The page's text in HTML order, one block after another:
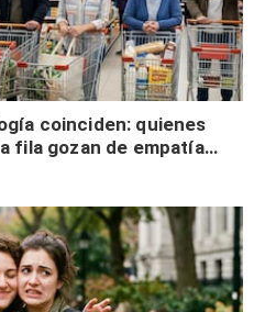
coinciden: quienes
fila gozan de empatía
tienen autocontrol